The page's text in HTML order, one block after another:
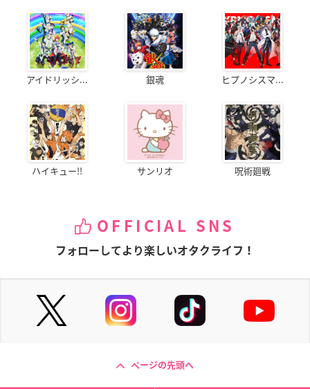
アイドリッシ... 銀魂 ヒプノシスマ...
ハイキュー!! サンリオ 呪術廻戦
OFFICIAL SNS
フォローしてより楽しいオタクライフ！
ページの先頭へ